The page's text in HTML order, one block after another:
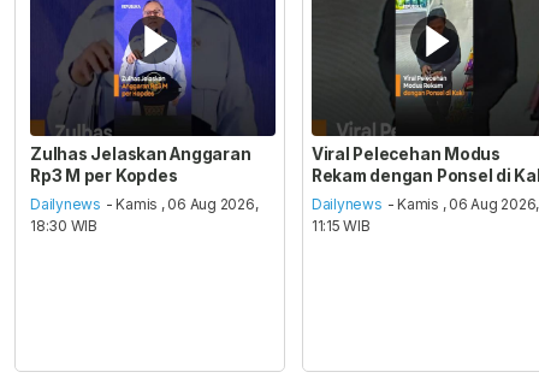
Zulhas Jelaskan Anggaran
Rp3 M per Kopdes
Dailynews - Kamis , 06 Aug 2026,
18:30 WIB
Viral Pelecehan Modus
Rekam dengan Ponsel di
Dailynews - Kamis , 06 Aug 2026,
11:15 WIB